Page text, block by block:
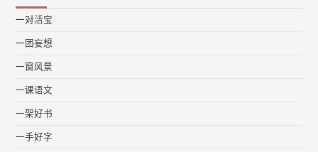
一对活宝
一团妄想
一窗风景
一课语文
一架好书
一手好字